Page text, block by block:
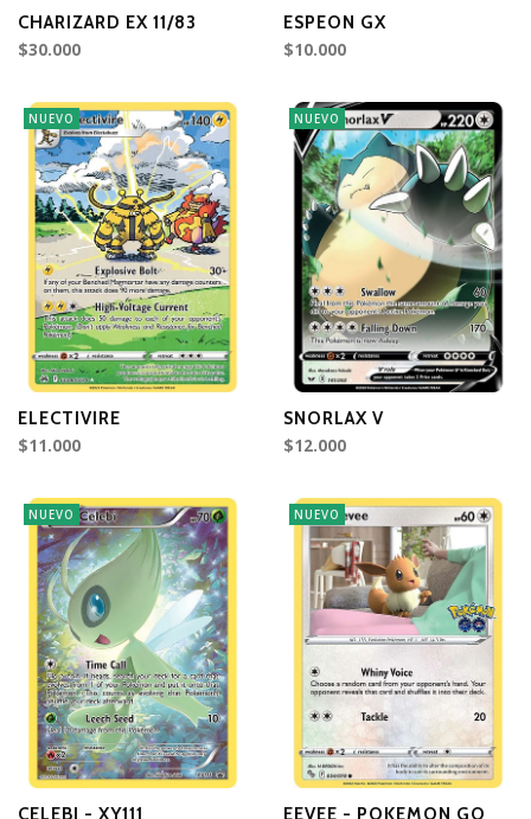
CHARIZARD EX 11/83
$30.000
ESPEON GX
$10.000
NUEVO
ELECTIVIRE
$11.000
NUEVO
SNORLAX V
$12.000
NUEVO
CELEBI - XY111
NUEVO
EEVEE - POKEMON GO